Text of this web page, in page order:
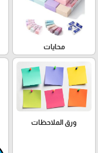
محايات
ورق الملاحظات